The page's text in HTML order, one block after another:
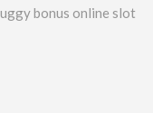
bonus online slot